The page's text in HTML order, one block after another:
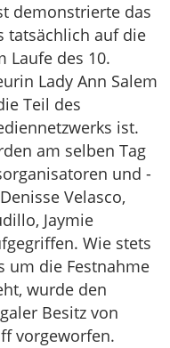
demonstrierte das
tatsächlich auf die
Laufe des 10.
Lady Ann Salem
Teil des
ist.
am selben Tag
und -
Velasco,
Jaymie
Wie stets
um die Festnahme
wurde den
Besitz von
vorgeworfen.